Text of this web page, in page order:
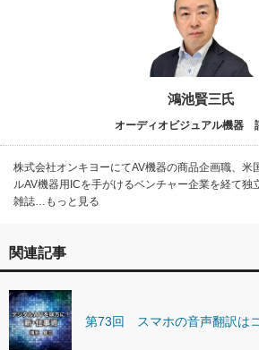
鴻池賢三氏
オーディオビジュアル機器
株式会社オンキヨーにてAV機器の商品企画職、米
ルAV機器用ICを手がけるベンチャー企業を経て独
雑誌…もっと見る
関連記事
第73回 スマホの音声翻訳は